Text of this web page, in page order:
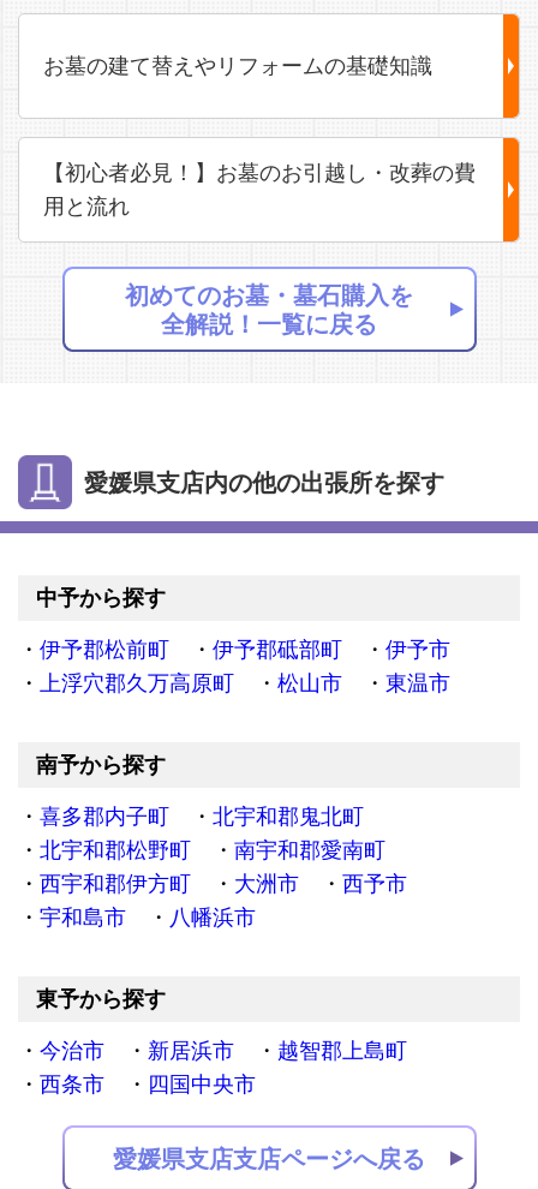
お墓の建て替えやリフォームの基礎知識
【初心者必見！】お墓のお引越し・改葬の費
用と流れ
初めてのお墓・墓石購入を
全解説！一覧に戻る
愛媛県支店内の他の出張所を探す
中予から探す
伊予郡松前町 伊予郡砥部町
伊予市
上浮穴郡久万高原町
松山市 東温市
南予から探す
喜多郡内子町
北宇和郡鬼北町
北宇和郡松野町
南宇和郡愛南町
西宇和郡伊方町
大洲市
西予市
宇和島市
八幡浜市
東予から探す
今治市 新居浜市
越智郡上島町
西条市
四国中央市
愛媛県支店支店ページへ戻る